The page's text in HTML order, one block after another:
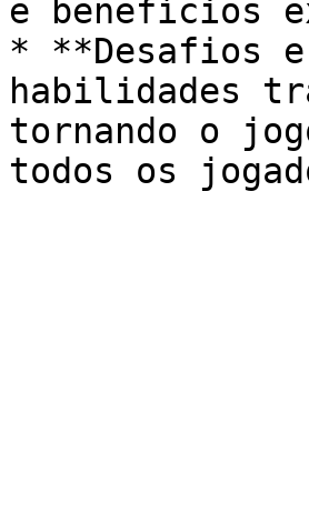
e benefícios
* **Desafios e
habilidades
tornando o